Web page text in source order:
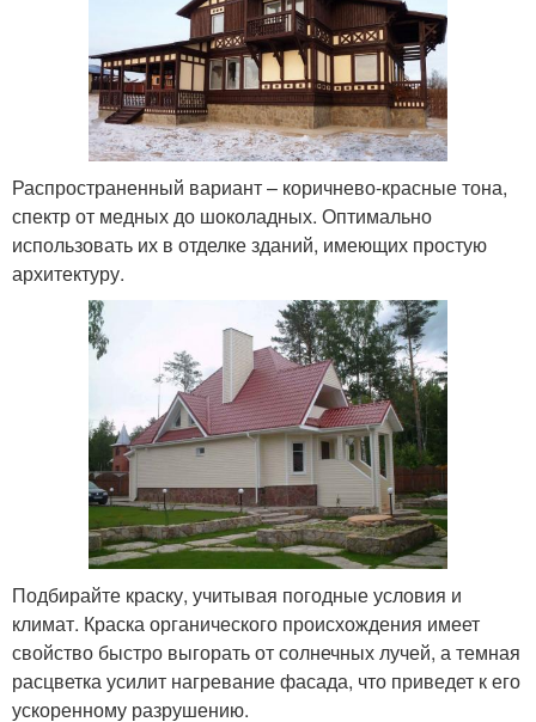
Распространенный вариант – коричнево-красные тона,
спектр от медных до шоколадных. Оптимально
использовать их в отделке зданий, имеющих простую
архитектуру.
Подбирайте краску, учитывая погодные условия и
климат. Краска органического происхождения имеет
свойство быстро выгорать от солнечных лучей, а темная
расцветка усилит нагревание фасада, что приведет к его
ускоренному разрушению.